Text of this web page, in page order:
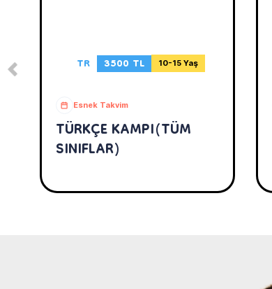
TR 3500 TL 10-15 Yaş
Esnek Takvim
TÜRKÇE KAMPI(TÜM
SINIFLAR)